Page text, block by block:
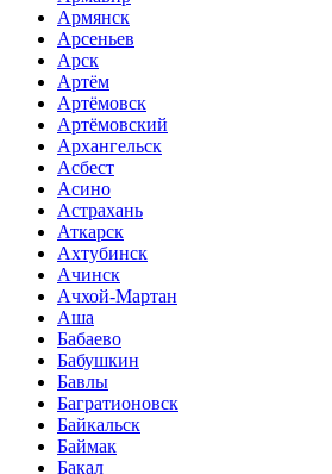
Армянск
Арсеньев
Арск
Артём
Артёмовск
Артёмовский
Архангельск
Асбест
Асино
Астрахань
Аткарск
Ахтубинск
Ачинск
Ачхой-Мартан
Аша
Бабаево
Бабушкин
Бавлы
Багратионовск
Байкальск
Баймак
Бакал